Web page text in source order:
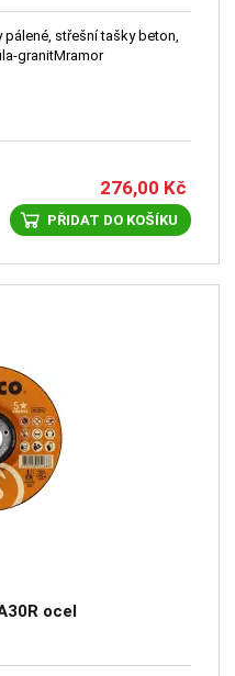
střešní tašky beton,
granitMramor
276,00 Kč
PŘIDAT DO KOŠÍKU
ocel